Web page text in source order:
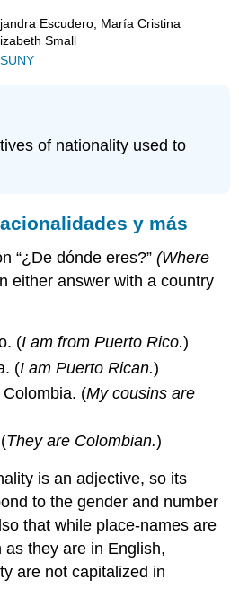
Escudero, María Cristina
Small
of nationality used to
y más
“¿De dónde eres?”(Where
either answer with a country
(I am from Puerto Rico.)
(I am Puerto Rican.)
(My cousins are
They are Colombian.)
is an adjective, so its
to the gender and number
that while place-names are
they are in English,
are not capitalized in